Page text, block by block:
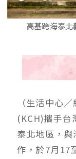
高基跨海泰
（生活中心
(KCH)攜手台
泰北地區，
作，於7月17